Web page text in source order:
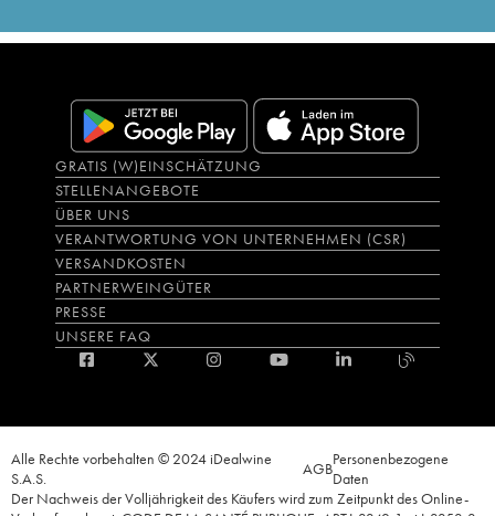
GRATIS (W)EINSCHÄTZUNG
STELLENANGEBOTE
ÜBER UNS
VERANTWORTUNG VON UNTERNEHMEN (CSR)
VERSANDKOSTEN
PARTNERWEINGÜTER
PRESSE
UNSERE FAQ
Alle Rechte vorbehalten © 2024 iDealwine
S.A.S.
AGBPersonenbezogene
Daten
Der Nachweis der Volljährigkeit des Käufers wird zum Zeitpunkt des Online-